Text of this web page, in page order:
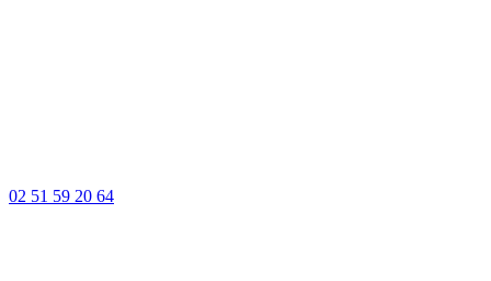
02 51 59 20 64